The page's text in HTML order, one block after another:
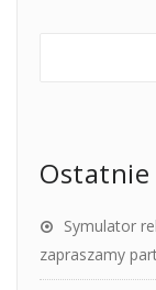
Ostatnie
Symulator
zapraszamy